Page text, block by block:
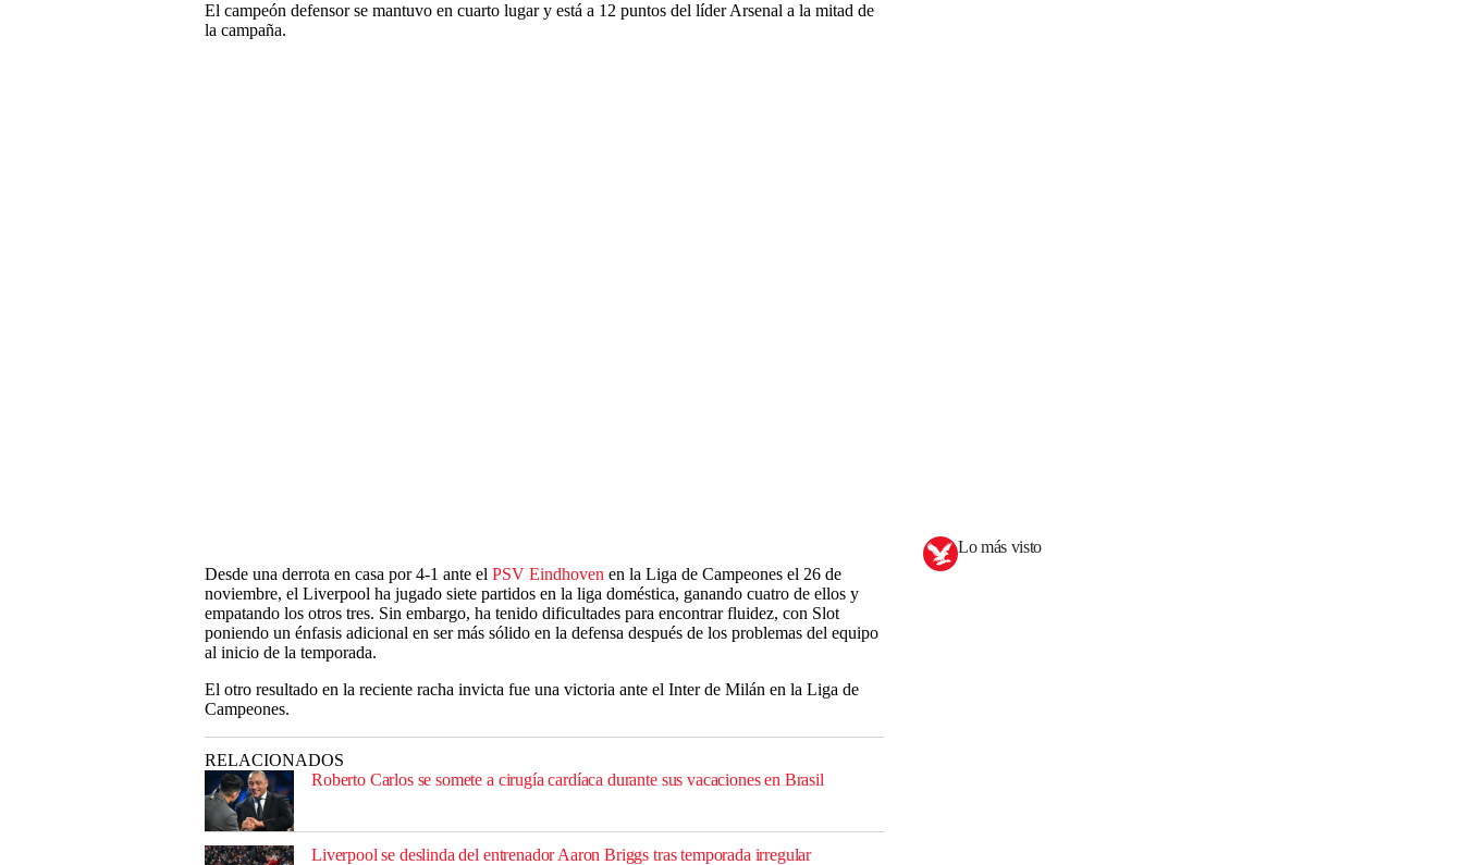
El campeón defensor se mantuvo en cuarto lugar y está a 12 puntos del líder Arsenal a la mitad de
la campaña.
Desde una derrota en casa por 4-1 ante el PSV Eindhoven en la Liga de Campeones el 26 de
noviembre, el Liverpool ha jugado siete partidos en la liga doméstica, ganando cuatro de ellos y
empatando los otros tres. Sin embargo, ha tenido dificultades para encontrar fluidez, con Slot
poniendo un énfasis adicional en ser más sólido en la defensa después de los problemas del equipo
al inicio de la temporada.
El otro resultado en la reciente racha invicta fue una victoria ante el Inter de Milán en la Liga de
Campeones.
RELACIONADOS
Roberto Carlos se somete a cirugía cardíaca durante sus vacaciones en Brasil
Liverpool se deslinda del entrenador Aaron Briggs tras temporada irregular
Lo más visto